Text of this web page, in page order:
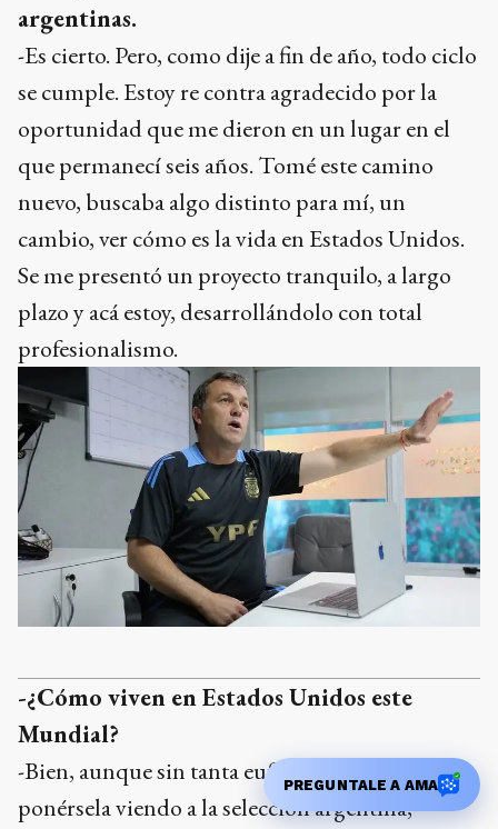
argentinas.
-Es cierto. Pero, como dije a fin de año, todo ciclo
se cumple. Estoy re contra agradecido por la
oportunidad que me dieron en un lugar en el
que permanecí seis años. Tomé este camino
nuevo, buscaba algo distinto para mí, un
cambio, ver cómo es la vida en Estados Unidos.
Se me presentó un proyecto tranquilo, a largo
plazo y acá estoy, desarrollándolo con total
profesionalismo.
-¿Cómo viven en Estados Unidos este
Mundial?
-Bien, aunque sin tanta euforia. Uno trata de
ponérsela viendo a la selección argentina,
PREGUNTALE A AMA